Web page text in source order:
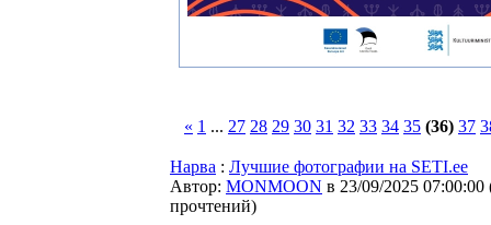
« 1 ... 27 28 29 30 31 32 33 34 35 (36) 37
Нарва : Лучшие фотографии на SETI.ee
Автор: MONMOON в 23/09/2025 07:00:00
прочтений)